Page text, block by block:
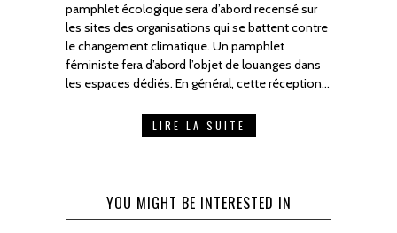
pamphlet écologique sera d’abord recensé sur
les sites des organisations qui se battent contre
le changement climatique. Un pamphlet
féministe fera d’abord l’objet de louanges dans
les espaces dédiés. En général, cette réception…
LIRE LA SUITE
YOU MIGHT BE INTERESTED IN